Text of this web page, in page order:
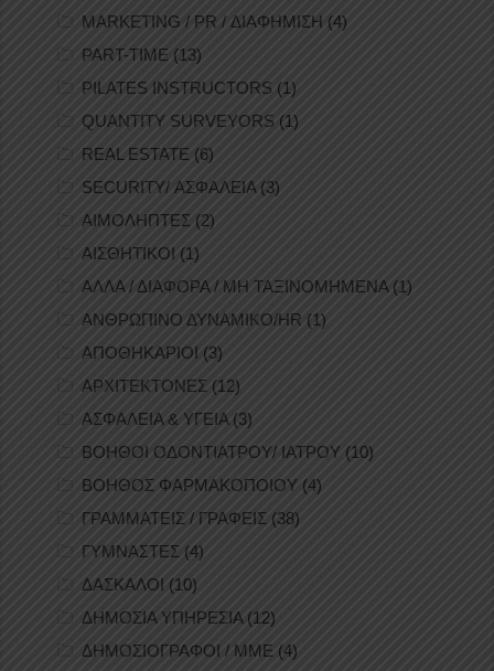
MARKETING / PR / ΔΙΑΦΗΜΙΣΗ (4)
PART-TIME (13)
PILATES INSTRUCTORS (1)
QUANTITY SURVEYORS (1)
REAL ESTATE (6)
SECURITY/ ΑΣΦΑΛΕΙΑ(3)
ΑΙΜΟΛΗΠΤΕΣ (2)
ΑΙΣΘΗΤΙΚΟΙ (1)
ΑΛΛΑ / ΔΙΑΦΟΡΑ / ΜΗ ΤΑΞΙΝΟΜΗΜΕΝΑ(1)
ΑΝΘΡΩΠΙΝΟ ΔΥΝΑΜΙΚΟ/HR (1)
ΑΠΟΘΗΚΑΡΙΟΙ (3)
ΑΡΧΙΤΕΚΤΟΝΕΣ (12)
ΑΣΦΑΛΕΙΑ & ΥΓΕΙΑ(3)
ΒΟΗΘΟΙ ΟΔΟΝΤΙΑΤΡΟΥ/ ΙΑΤΡΟΥ (10)
ΒΟΗΘΟΣ ΦΑΡΜΑΚΟΠΟΙΟΥ (4)
ΓΡΑΜΜΑΤΕΙΣ / ΓΡΑΦΕΙΣ (38)
ΓΥΜΝΑΣΤΕΣ (4)
ΔΑΣΚΑΛΟΙ (10)
ΔΗΜΟΣΙΑ ΥΠΗΡΕΣΙΑ(12)
ΔΗΜΟΣΙΟΓΡΑΦΟΙ / ΜΜΕ (4)